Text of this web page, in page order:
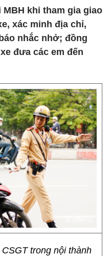
khi tham gia giao
xác minh địa chỉ,
nhắc nhở; đồng
đưa các em đến
trong nội thành